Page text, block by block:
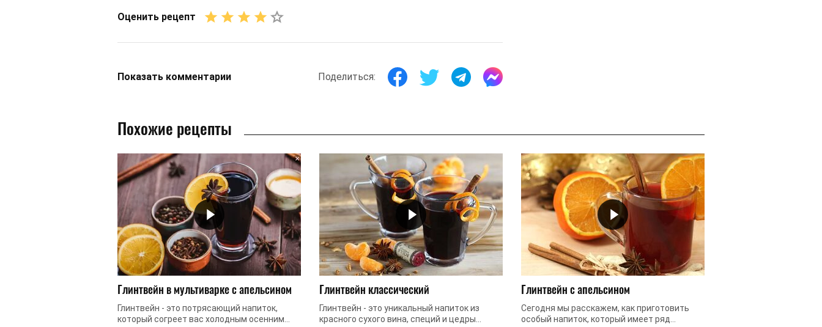
Оценить рецепт
Показать комментарии Поделиться:
Похожие рецепты
Глинтвейн в мультиварке с апельсином
Глинтвейн - это потрясающий напиток,
который согреет вас холодным осенним
Глинтвейн классический
Глинтвейн - это уникальный напиток из
красного сухого вина, специй и цедры
Глинтвейн с апельсином
Сегодня мы расскажем, как приготовить
особый напиток, который имеет ряд